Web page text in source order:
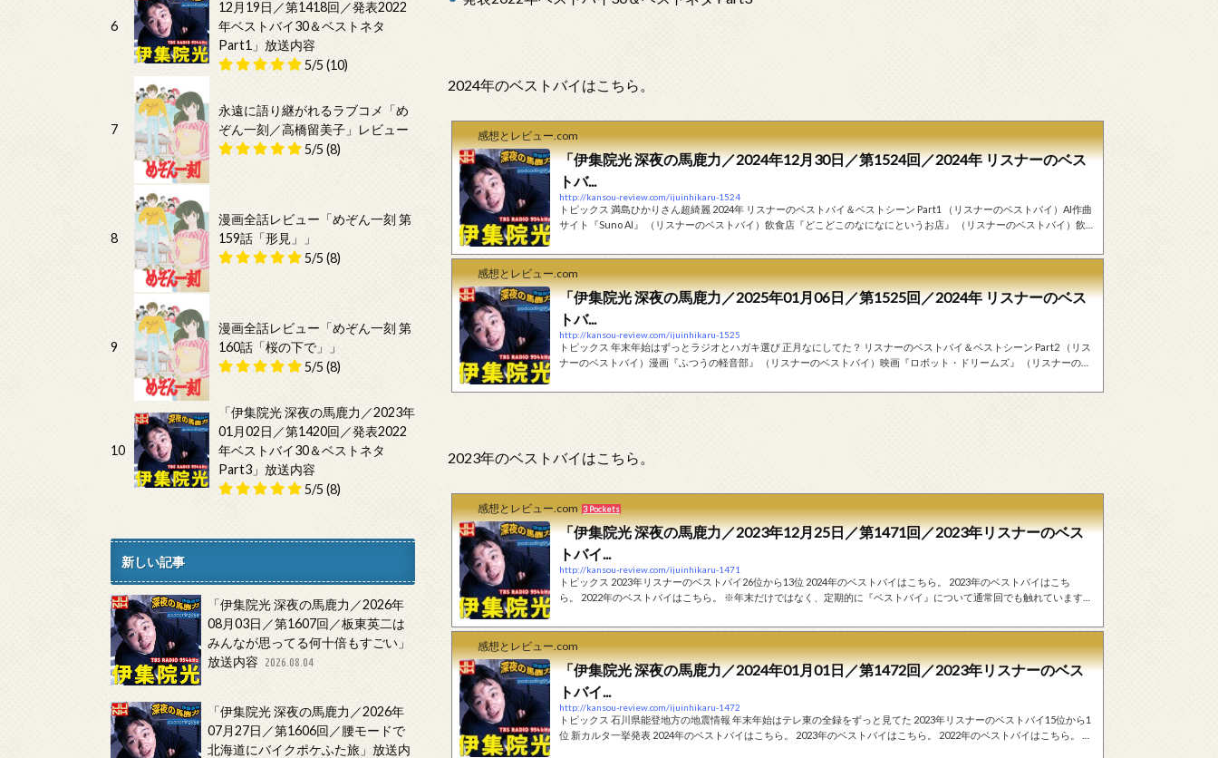
2024年のベストバイはこちら。
感想とレビュー.com
「伊集院光 深夜の馬鹿力／2024年12月30日／第1524回／2024年 リスナーのベス
トバ...
http://kansou-review.com/ijuinhikaru-1524
トピックス 満島ひかりさん超綺麗 2024年 リスナーのベストバイ＆ベストシーン Part1 （リスナーのベストバイ）AI作曲
サイト『Suno AI』 （リスナーのベストバイ）飲食店『どこどこのなになにというお店』 （リスナーのベストバイ）飲食
谷』 （リスナーのベストバイ）映画『THE MOLE』 （リスナーのベストバイ）ゲーム『The Planet Crafter』 （リスナ
感想とレビュー.com
「伊集院光 深夜の馬鹿力／2025年01月06日／第1525回／2024年 リスナーのベス
トバ...
http://kansou-review.com/ijuinhikaru-1525
トピックス 年末年始はずっとラジオとハガキ選び 正月なにしてた？ リスナーのベストバイ＆ベストシーン Part2 （リス
ナーのベストバイ）漫画『ふつうの軽音部』 （リスナーのベストバイ）映画『ロボット・ドリームズ』 （リスナーのベ
ナーのベストシーン （リスナーのベストバイ）ゲーム『MISIDE』 （リスナーのベストバイ）ゲーム『Indika』 （リスナ
2023年のベストバイはこちら。
感想とレビュー.com 3 Pockets
「伊集院光 深夜の馬鹿力／2023年12月25日／第1471回／2023年リスナーのベス
トバイ...
http://kansou-review.com/ijuinhikaru-1471
トピックス 2023年リスナーのベストバイ26位から13位 2024年のベストバイはこちら。 2023年のベストバイはこち
ら。 2022年のベストバイはこちら。 ※年末だけではなく、定期的に『ベストバイ』について通常回でも触れています。
やって。夜遅くグダ疲れで家帰ってきて。そうだつって。これから発表するベストバイの飯炊いて。そのまま寝ちゃっ
感想とレビュー.com
「伊集院光 深夜の馬鹿力／2024年01月01日／第1472回／2023年リスナーのベス
トバイ...
http://kansou-review.com/ijuinhikaru-1472
トピックス 石川県能登地方の地震情報 年末年始はテレ東の全録をずっと見てた 2023年リスナーのベストバイ15位から1
位 新カルタ一挙発表 2024年のベストバイはこちら。 2023年のベストバイはこちら。 2022年のベストバイはこちら。 ※
6
12月19日／第1418回／発表2022
年ベストバイ30＆ベストネタ
Part1」放送内容
5/5 (10)
7
永遠に語り継がれるラブコメ「め
ぞん一刻／高橋留美子」レビュー
5/5 (8)
8
漫画全話レビュー「めぞん一刻 第
159話「形見」」
5/5 (8)
9
漫画全話レビュー「めぞん一刻 第
160話「桜の下で」」
5/5 (8)
10
「伊集院光 深夜の馬鹿力／2023年
01月02日／第1420回／発表2022
年ベストバイ30＆ベストネタ
Part3」放送内容
5/5 (8)
新しい記事
「伊集院光 深夜の馬鹿力／2026年
08月03日／第1607回／板東英二は
みんなが思ってる何十倍もすごい」
放送内容
2026.08.04
「伊集院光 深夜の馬鹿力／2026年
07月27日／第1606回／腰モードで
北海道にバイクポケふた旅」放送内